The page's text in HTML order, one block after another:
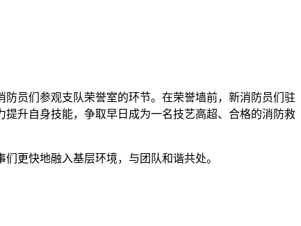
员们参观支队荣誉室的环节。在荣誉墙前，新消防员们驻
升自身技能，争取早日成为一名技艺高超、合格的消防救
更快地融入基层环境，与团队和谐共处。